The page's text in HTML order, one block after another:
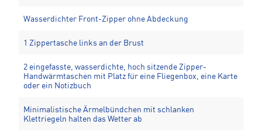
Wasserdichter Front-Zipper ohne Abdeckung
1 Zippertasche links an der Brust
2 eingefasste, wasserdichte, hoch sitzende Zipper-
Handwärmtaschen mit Platz für eine Fliegenbox, eine Karte
oder ein Notizbuch
Minimalistische Ärmelbündchen mit schlanken
Klettriegeln halten das Wetter ab